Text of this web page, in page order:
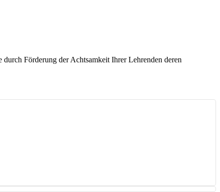
Förderung der Achtsamkeit Ihrer Lehrenden deren